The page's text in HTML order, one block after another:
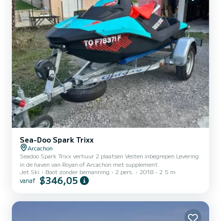
Sea-Doo Spark Trixx
Arcachon
Seadoo Spark Trixx verhuur 2 plaatsen Vesten inbegrepen Levering
in de haven van Royan of Arcachon met supplement.
Jet Ski
Boot zonder bemanning 2 pers. 2018 2.5 m
vanaf $346,05